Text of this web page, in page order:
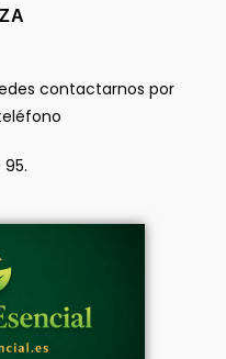
contactarnos por
95.